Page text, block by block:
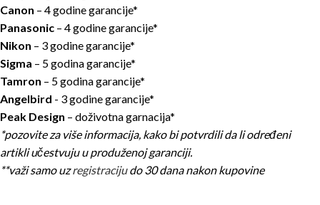
Canon – 4 godine garancije*
Panasonic – 4 godine garancije*
Nikon – 3 godine garancije*
Sigma – 5 godina garancije*
Tamron – 5 godina garancije*
Angelbird - 3 godine garancije*
Peak Design – doživotna garnacija*
*pozovite za više informacija, kako bi potvrdili da li određeni
artikli učestvuju u produženoj garanciji.
**važi samo uzregistracijudo 30 dana nakon kupovine